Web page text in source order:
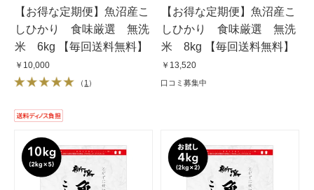
【お得な定期便】魚沼産こ
しひかり 食味厳選 無洗
米 6kg 【毎回送料無料】
￥10,000
（ 1 ）
【お得な定期便】魚沼産こ
しひかり 食味厳選 無洗
米 8kg 【毎回送料無料】
￥13,520
口コミ募集中